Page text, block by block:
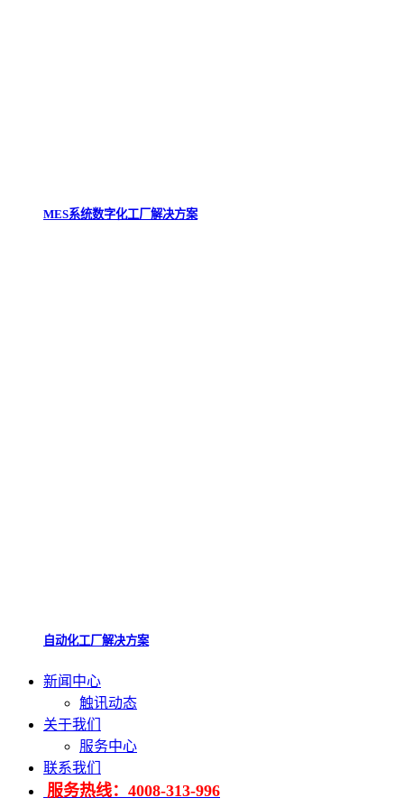
MES系统数字化工厂解决方案
自动化工厂解决方案
新闻中心
触讯动态
关于我们
服务中心
联系我们
服务热线：4008-313-996